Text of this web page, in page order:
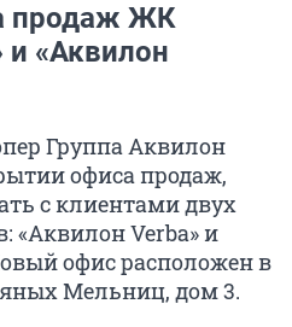
продаж ЖК
и «Аквилон
Группа Аквилон
офиса продаж,
с клиентами двух
«Аквилон Verba» и
офис расположен в
Мельниц, дом 3.